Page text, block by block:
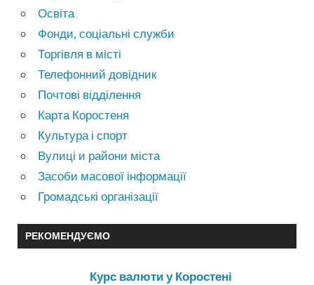
Освіта
Фонди, соціальні служби
Торгівля в місті
Телефонний довідник
Почтові відділення
Карта Коростеня
Культура і спорт
Вулиці и райони міста
Засоби масової інформації
Громадські організації
РЕКОМЕНДУЄМО
Курс валюти у Коростені